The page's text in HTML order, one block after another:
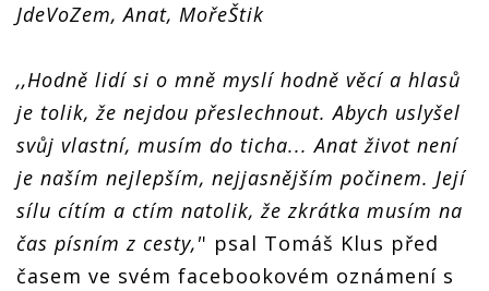
JdeVoZem, Anat, MořeŠtik
‚‚Hodně lidí si o mně myslí hodně věcí a hlasů
je tolik, že nejdou přeslechnout. Abych uslyšel
svůj vlastní, musím do ticha... Anat život není
je naším nejlepším, nejjasnějším počinem. Její
sílu cítím a ctím natolik, že zkrátka musím na
čas písním z cesty,'' psal Tomáš Klus před
časem ve svém facebookovém oznámení s